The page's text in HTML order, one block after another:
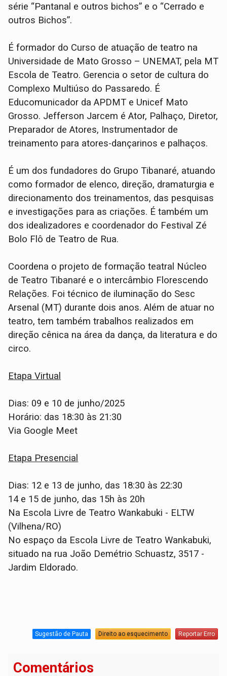
série “Pantanal e outros bichos” e o “Cerrado e
outros Bichos”.
É formador do Curso de atuação de teatro na
Universidade de Mato Grosso – UNEMAT, pela MT
Escola de Teatro. Gerencia o setor de cultura do
Complexo Multiúso do Passaredo. É
Educomunicador da APDMT e Unicef Mato
Grosso. Jefferson Jarcem é Ator, Palhaço, Diretor,
Preparador de Atores, Instrumentador de
treinamento para atores-dançarinos e palhaços.
É um dos fundadores do Grupo Tibanaré, atuando
como formador de elenco, direção, dramaturgia e
direcionamento dos treinamentos, das pesquisas
e investigações para as criações. É também um
dos idealizadores e coordenador do Festival Zé
Bolo Flô de Teatro de Rua.
Coordena o projeto de formação teatral Núcleo
de Teatro Tibanaré e o intercâmbio Florescendo
Relações. Foi técnico de iluminação do Sesc
Arsenal (MT) durante dois anos. Além de atuar no
teatro, tem também trabalhos realizados em
direção cênica na área da dança, da literatura e do
circo.
Etapa Virtual
Dias: 09 e 10 de junho/2025
Horário: das 18:30 às 21:30
Via Google Meet
Etapa Presencial
Dias: 12 e 13 de junho, das 18:30 às 22:30
14 e 15 de junho, das 15h às 20h
Na Escola Livre de Teatro Wankabuki - ELTW
(Vilhena/RO)
No espaço da Escola Livre de Teatro Wankabuki,
situado na rua João Demétrio Schuastz, 3517 -
Jardim Eldorado.
Sugestão de Pauta Direito ao esquecimento Reportar Erro
Comentários